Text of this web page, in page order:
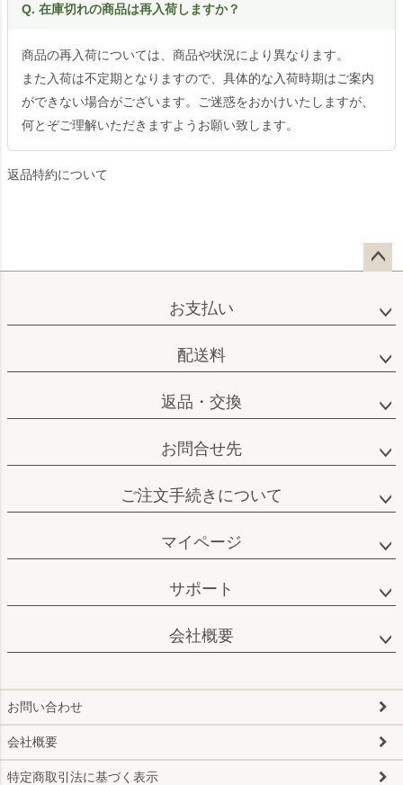
Q. 在庫切れの商品は再入荷しますか？
商品の再入荷については、商品や状況により異なります。
また入荷は不定期となりますので、具体的な入荷時期はご案内
ができない場合がございます。ご迷惑をおかけいたしますが、
何とぞご理解いただきますようお願い致します。
返品特約について
ップ
お支払い
配送料
返品・交換
お問合せ先
ご注文手続きについて
マイページ
サポート
会社概要
お問い合わせ
会社概要
特定商取引法に基づく表示